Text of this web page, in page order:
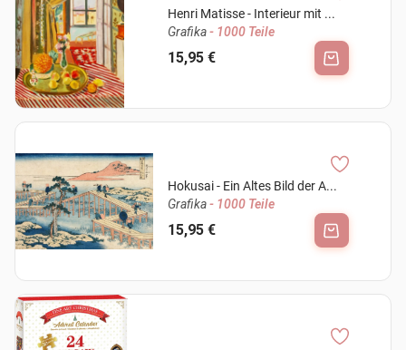
Henri Matisse - Interieur mit ...
Grafika- 1000 Teile
15,95 €
Hokusai - Ein Altes Bild der A...
Grafika- 1000 Teile
15,95 €